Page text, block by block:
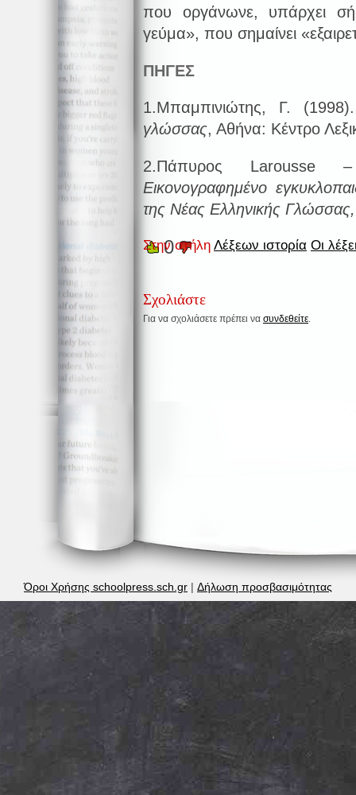
που οργάνωνε, υπάρχει
γεύμα», που σημαίνει
ΠΗΓΕΣ
1.Μπαμπινιώτης, Γ.
γλώσσας, Αθήνα: Κέντρο
2.Πάπυρος Larousse
Εικονογραφημένο
της Νέας Ελληνικής Γλώσσας,
Στην στήλη Λέξεων ιστορία Οι
0
Σχολιάστε
Για να σχολιάσετε πρέπει να συνδεθείτε.
Όροι Χρήσης schoolpress.sch.gr | Δήλωση προσβασιμότητας